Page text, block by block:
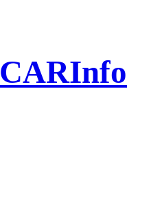
CARInfo